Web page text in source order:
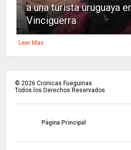
a una turista uruguaya
Vinciguerra
Leer Mas
© 2026 Cronicas Fueguinas
Todos los Derechos Reservados
Página Principal